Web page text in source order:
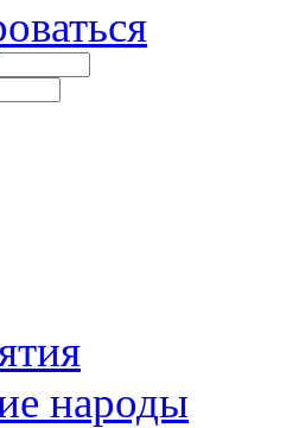
народы